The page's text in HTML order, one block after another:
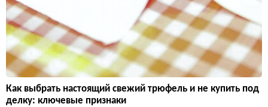
Как выбрать настоящий свежий трюфель и не купить под
делку: ключевые признаки